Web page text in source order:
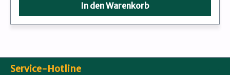
In den Warenkorb
Service-Hotline